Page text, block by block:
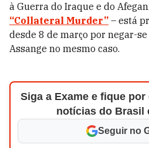
à Guerra do Iraque e do
“Collateral Murder” – está
desde 8 de março por negar-
Assange no mesmo caso.
Siga a Exame e fique
notícias do Brasil
Seguir no